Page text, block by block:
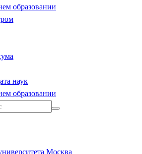
образовании
наук
образовании
Москва